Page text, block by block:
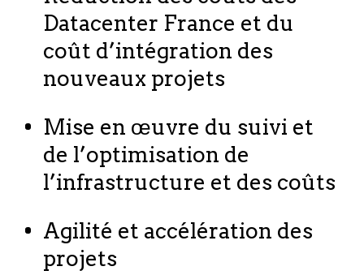
Datacenter France et du
coût d’intégration des
nouveaux projets
Mise en œuvre du suivi et
de l’optimisation de
l’infrastructure et des coûts
Agilité et accélération des
projets